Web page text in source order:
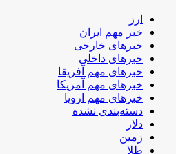
ارز
خبر مهم ایران
خبرهای خارجی
خبرهای داخلی
خبرهای مهم آفریقا
خبرهای مهم آمریکا
خبرهای مهم اروپا
دسته‌بندی نشده
دلار
زمین
طلا